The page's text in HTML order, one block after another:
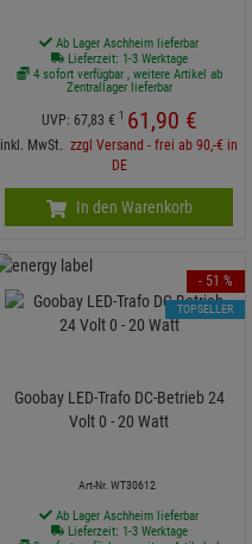
Ab Lager Aschheim lieferbar
Lieferzeit: 1-3 Werktage
4 sofort verfügbar , weitere Artikel ab
Zentrallager lieferbar
UVP: 67,83 € 1 61,90 €
inkl. MwSt. zzgl Versand - frei ab 90,-€ in
DE
In den Warenkorb
Goobay LED-Trafo DC-Betrieb 24
Volt 0 - 20 Watt
Art-Nr. WT30612
Ab Lager Aschheim lieferbar
Lieferzeit: 1-3 Werktage
- 51 %
TOPSELLER